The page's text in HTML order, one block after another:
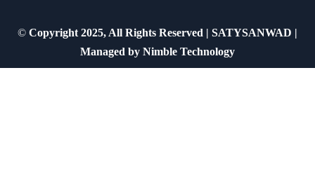
© Copyright 2025, All Rights Reserved | SATYSANWAD |
Managed by Nimble Technology